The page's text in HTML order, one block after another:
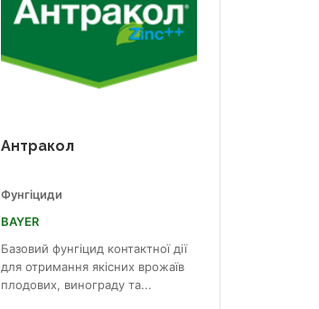
Антракол
Фунгіциди
BAYER
Базовий фунгіцид контактної дії
для отримання якісних врожаїв
плодових, винограду та...